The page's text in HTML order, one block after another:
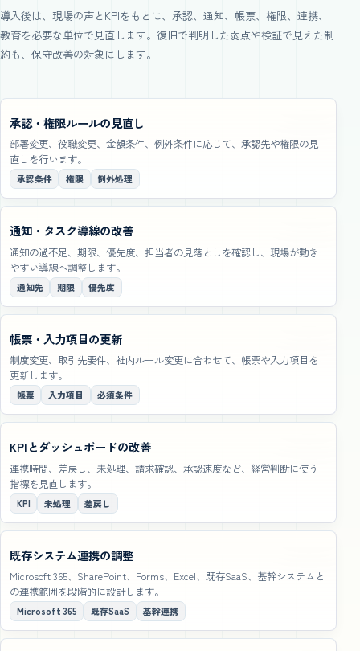
導入後は、現場の声とKPIをもとに、承認、通知、帳票、権限、連携、
教育を必要な単位で見直します。復旧で判明した弱点や検証で見えた制
約も、保守改善の対象にします。
承認・権限ルールの見直し
部署変更、役職変更、金額条件、例外条件に応じて、承認先や権限の見
直しを行います。
承認条件 権限 例外処理
通知・タスク導線の改善
通知の過不足、期限、優先度、担当者の見落としを確認し、現場が動き
やすい導線へ調整します。
通知先 期限 優先度
帳票・入力項目の更新
制度変更、取引先要件、社内ルール変更に合わせて、帳票や入力項目を
更新します。
帳票 入力項目 必須条件
KPIとダッシュボードの改善
連携時間、差戻し、未処理、請求確認、承認速度など、経営判断に使う
指標を見直します。
KPI 未処理 差戻し
既存システム連携の調整
Microsoft 365、SharePoint、Forms、Excel、既存SaaS、基幹システムと
の連携範囲を段階的に設計します。
Microsoft 365 既存SaaS 基幹連携